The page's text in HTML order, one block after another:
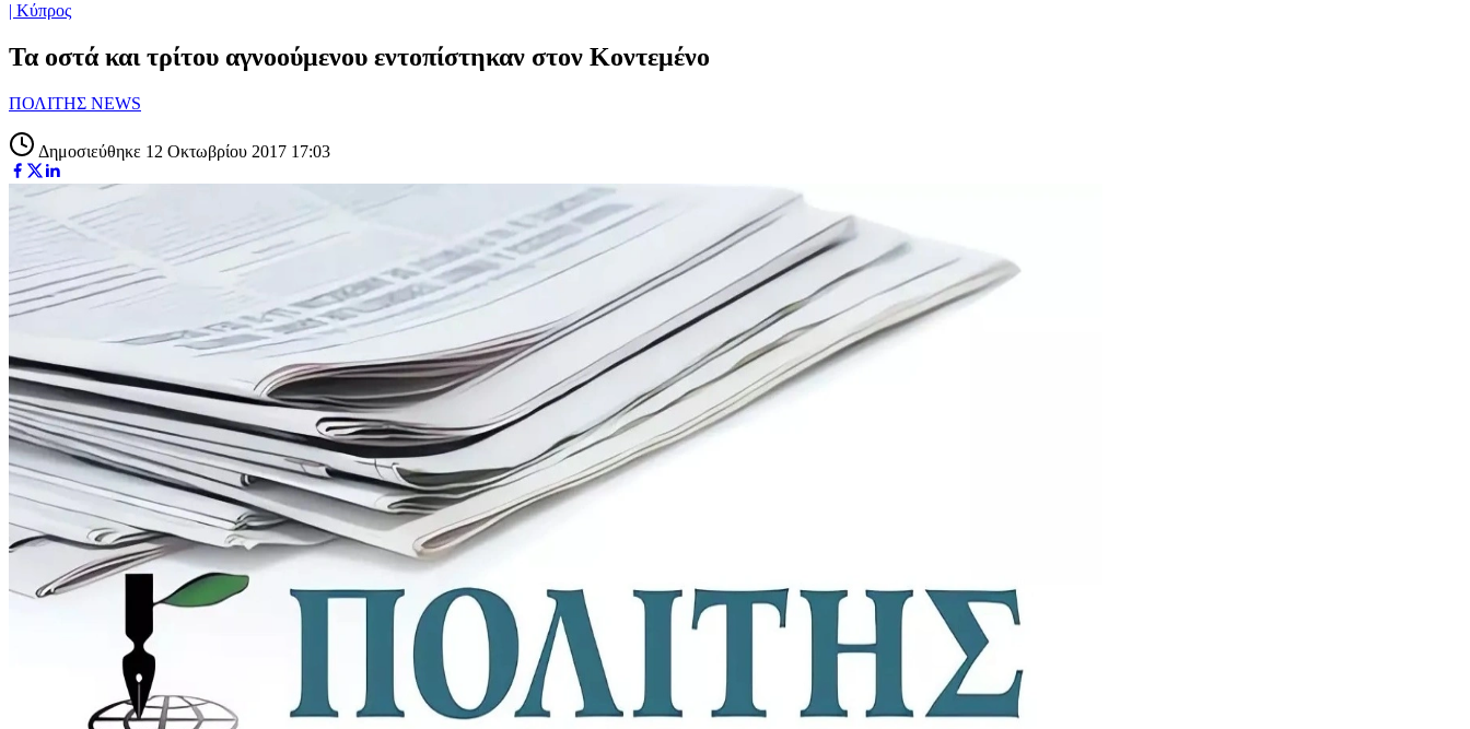
| Κύπρος
Τα οστά και τρίτου αγνοούμενου εντοπίστηκαν στον Κοντεμένο
ΠΟΛΙΤΗΣ NEWS
Δημοσιεύθηκε 12 Οκτωβρίου 2017 17:03